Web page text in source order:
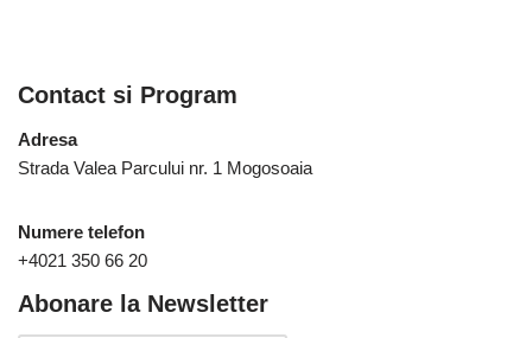
Contact si Program
Adresa
Strada Valea Parcului nr. 1 Mogosoaia
Numere telefon
+4021 350 66 20
Abonare la Newsletter